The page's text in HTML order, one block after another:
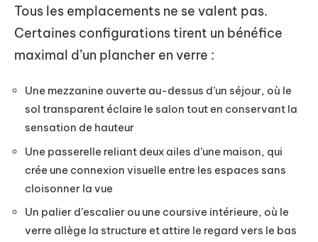
Tous les emplacements ne se valent pas.
Certaines configurations tirent un bénéfice
maximal d’un plancher en verre :
Une mezzanine ouverte au-dessus d’un séjour, où le
sol transparent éclaire le salon tout en conservant la
sensation de hauteur
Une passerelle reliant deux ailes d’une maison, qui
crée une connexion visuelle entre les espaces sans
cloisonner la vue
Un palier d’escalier ou une coursive intérieure, où le
verre allège la structure et attire le regard vers le bas